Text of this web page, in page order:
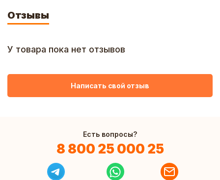
Отзывы
У товара пока нет отзывов
Написать свой отзыв
Есть вопросы?
8 800 25 000 25